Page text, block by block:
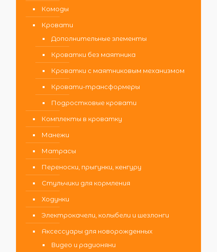
Комоды
Кровати
Дополнительные элементы
Кроватки без маятника
Кроватки с маятниковым механизмом
Кровати-трансформеры
Подростковые кровати
Комплекты в кроватку
Манежи
Матрасы
Переноски, прыгунки, кенгуру
Стульчики для кормления
Ходунки
Электрокачели, колыбели и шезлонги
Аксессуары для новорожденных
Видео и радионяни